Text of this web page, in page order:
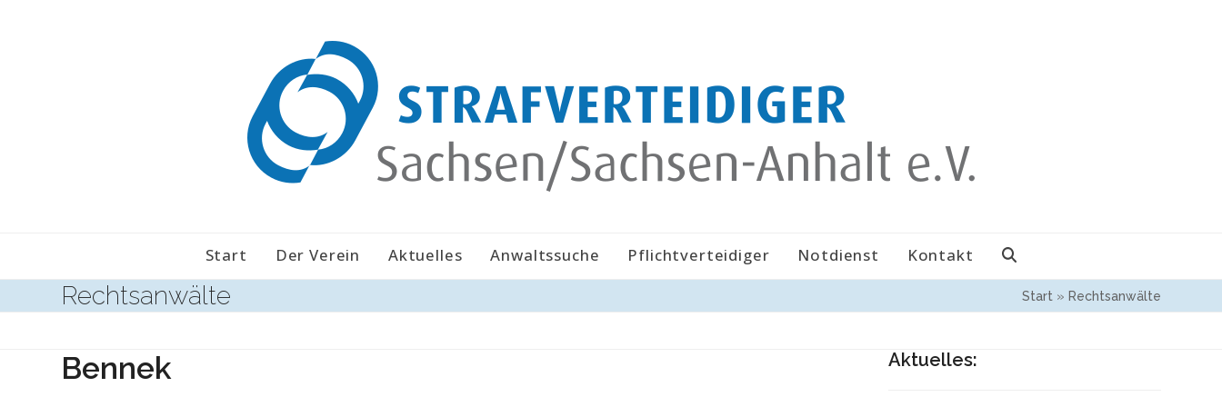
Start Der Verein Aktuelles Anwaltssuche Pflichtverteidiger Notdienst Kontakt
Rechtsanwälte Start » Rechtsanwälte
Bennek Aktuelles: